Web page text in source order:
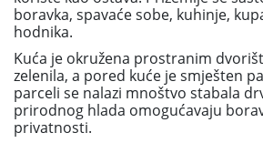
boravka, spavaće sobe, kuhinje,
hodnika.
Kuća je okružena prostranim
zelenila, a pored kuće je smješten
parceli se nalazi mnoštvo stabala
prirodnog hlada omogućavaju
privatnosti.